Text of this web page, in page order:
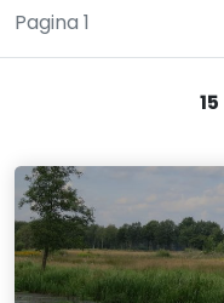
Pagina 1
15